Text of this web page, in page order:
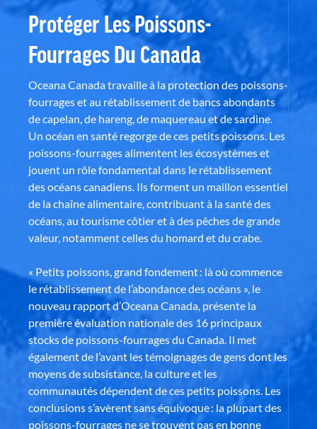
Protéger Les Poissons-
Fourrages Du Canada
Oceana Canada travaille à la protection des poissons-
fourrages et au rétablissement de bancs abondants
de capelan, de hareng, de maquereau et de sardine.
Un océan en santé regorge de ces petits poissons. Les
poissons-fourrages alimentent les écosystèmes et
jouent un rôle fondamental dans le rétablissement
des océans canadiens. Ils forment un maillon essentiel
de la chaîne alimentaire, contribuant à la santé des
océans, au tourisme côtier et à des pêches de grande
valeur, notamment celles du homard et du crabe.
« Petits poissons, grand fondement : là où commence
le rétablissement de l’abondance des océans », le
nouveau rapport d’Oceana Canada, présente la
première évaluation nationale des 16 principaux
stocks de poissons-fourrages du Canada. Il met
également de l’avant les témoignages de gens dont les
moyens de subsistance, la culture et les
communautés dépendent de ces petits poissons. Les
conclusions s’avèrent sans équivoque : la plupart des
poissons-fourrages ne se trouvent pas en bonne